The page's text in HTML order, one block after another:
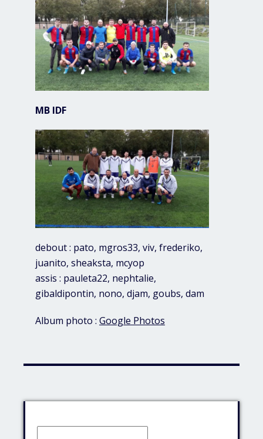
MB IDF
debout : pato, mgros33, viv, frederiko,
juanito, sheaksta, mcyop
assis : pauleta22, nephtalie,
gibaldipontin, nono, djam, goubs, dam
Album photo : Google Photos